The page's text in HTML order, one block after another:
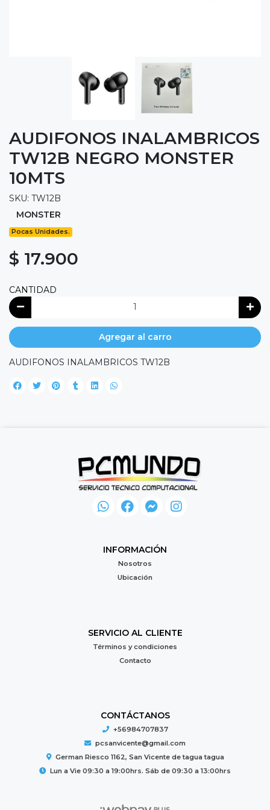
AUDIFONOS INALAMBRICOS
TW12B NEGRO MONSTER
10MTS
SKU: TW12B
MONSTER
Pocas Unidades.
$ 17.900
CANTIDAD
Agregar al carro
AUDIFONOS INALAMBRICOS TW12B
INFORMACIÓN
Nosotros
Ubicación
SERVICIO AL CLIENTE
Términos y condiciones
Contacto
CONTÁCTANOS
+56984707837
pcsanvicente@gmail.com
German Riesco 1162, San Vicente de tagua tagua
Lun a Vie 09:30 a 19:00hrs. Sáb de 09:30 a 13:00hrs